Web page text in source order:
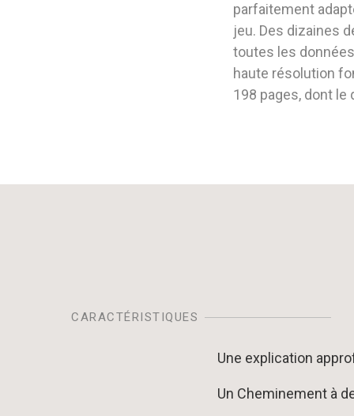
parfaitement
jeu. Des dizaines
toutes les
haute résolution
198 pages, dont
CARACTÉRISTIQUES
Une explication
Un Cheminement à